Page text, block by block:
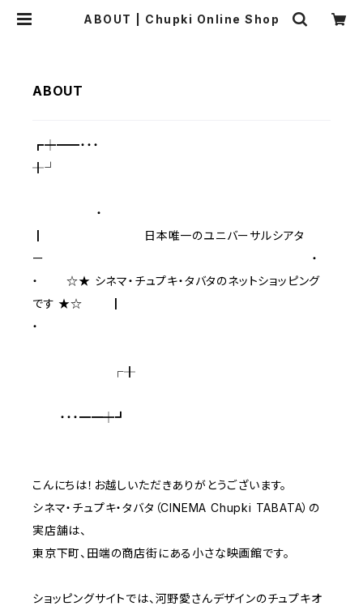
ABOUT | Chupki Online Shop
ABOUT
┏┿━━・・・
╂┘
・
┃ 日本唯一のユニバーサルシアタ
ー ・
・ ☆★ シネマ・チュプキ・タバタのネットショッピング
です ★☆ ┃
・
┌╂
・・・━━┿┛
こんにちは！お越しいただきありがとうございます。
シネマ・チュプキ・タバタ（CINEMA Chupki TABATA）の
実店舗は、
東京下町、田端の商店街にある小さな映画館です。
ショッピングサイトでは、河野愛さんデザインのチュプキオ